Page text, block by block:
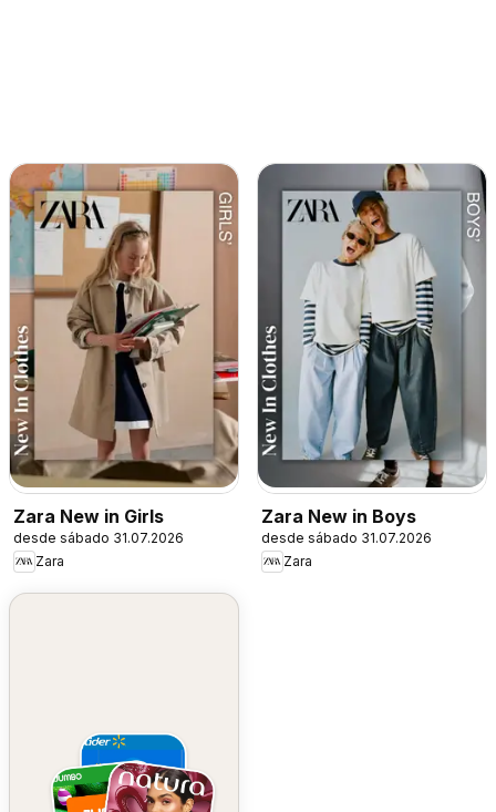
Zara New in Girls
desde sábado 31.07.2026
Zara
Zara New in Boys
desde sábado 31.07.2026
Zara